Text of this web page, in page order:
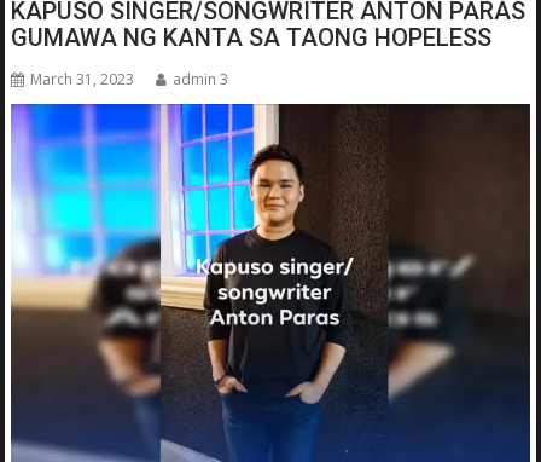
KAPUSO SINGER/SONGWRITER ANTON PARAS
GUMAWA NG KANTA SA TAONG HOPELESS
March 31, 2023 admin 3